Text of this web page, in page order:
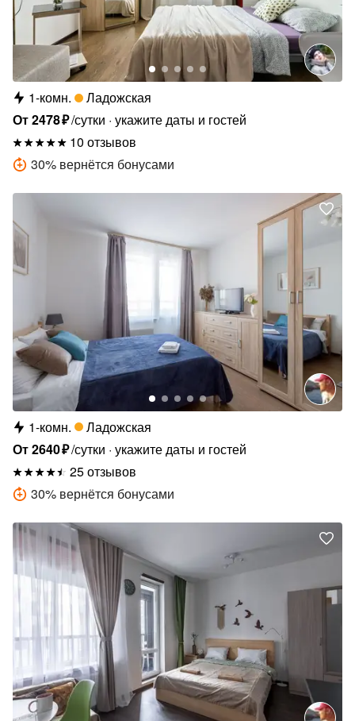
1-комн.
Ладожская
От2478₽/сутки укажите даты и гостей
10 отзывов
30% вернётся бонусами
1-комн.
Ладожская
От2640₽/сутки укажите даты и гостей
25 отзывов
30% вернётся бонусами